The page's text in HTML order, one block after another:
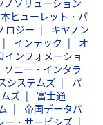
ノソリューション
ヒューレット・パ
ロジー
キヤノン
インテック
オ
インフォメーショ
ソニー・インタラ
システムズ
パ
ズ
富士通
帝国データバ
ー・サービシズ